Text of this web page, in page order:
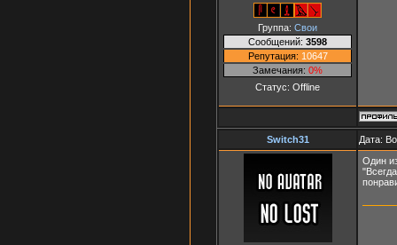
Группа: Свои
Сообщений: 3598
Репутация: 10647
Замечания: 0%
Статус: Offline
Switch31 Дата:
Один